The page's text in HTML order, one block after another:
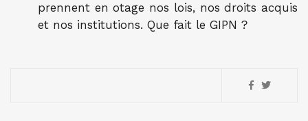
prennent en otage nos lois, nos droits acquis
et nos institutions. Que fait le GIPN ?